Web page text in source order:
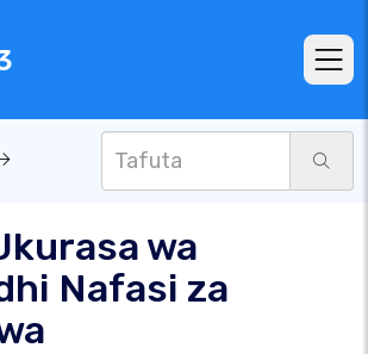
wa
Nafasi za